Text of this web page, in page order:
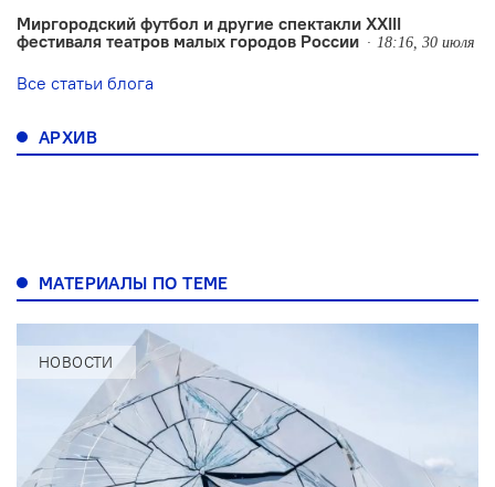
Миргородский футбол и другие спектакли XXIII
фестиваля театров малых городов России
18:16, 30 июля
Все статьи блога
АРХИВ
МАТЕРИАЛЫ ПО ТЕМЕ
НОВОСТИ